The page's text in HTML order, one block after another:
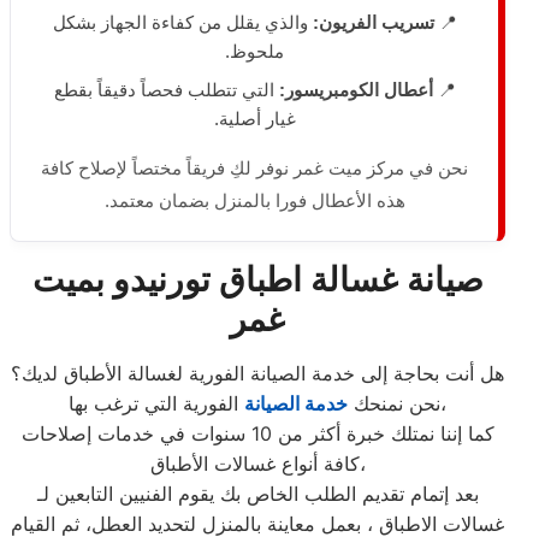
📍تسريب الفريون: والذي يقلل من كفاءة الجهاز بشكل
ملحوظ.
📍 أعطال الكومبريسور: التي تتطلب فحصاً دقيقاً بقطع
غيار أصلية.
نحن في مركز ميت غمر نوفر لكِ فريقاً مختصاً لإصلاح كافة
هذه الأعطال فورا بالمنزل بضمان معتمد.
صيانة غسالة اطباق تورنيدو بميت
غمر
هل أنت بحاجة إلى خدمة الصيانة الفورية لغسالة الأطباق لديك؟
نحن نمنحك خدمة الصيانة
الفورية التي ترغب بها،
كما إننا نمتلك خبرة أكثر من 10 سنوات في خدمات إصلاحات
كافة أنواع غسالات الأطباق،
بعد إتمام تقديم الطلب الخاص بك يقوم الفنيين التابعين لـ
غسالات الاطباق ، بعمل معاينة بالمنزل لتحديد العطل، ثم القيام